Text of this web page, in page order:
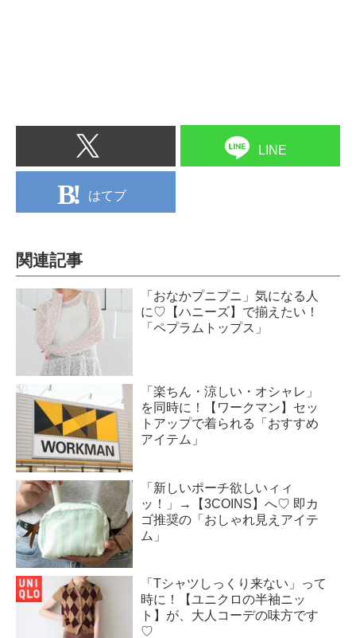
LINE
はてブ
関連記事
「おなかプニプニ」気になる人
に♡【ハニーズ】で揃えたい！
「ペプラムトップス」
「楽ちん・涼しい・オシャレ」
を同時に！【ワークマン】セッ
トアップで着られる「おすすめ
アイテム」
「新しいポーチ欲しいィィ
ッ！」→【3COINS】へ♡ 即カ
ゴ推奨の「おしゃれ見えアイテ
ム」
「Tシャツしっくり来ない」って
時に！【ユニクロの半袖ニッ
ト】が、大人コーデの味方です
♡